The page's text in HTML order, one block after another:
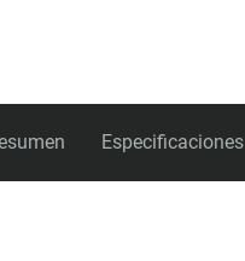
Especificaciones